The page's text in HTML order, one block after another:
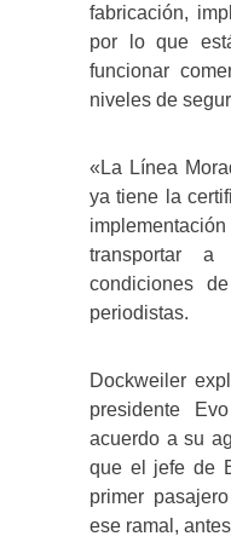
fabricación,
por lo que
funcionar
niveles de
«La Línea
ya tiene la
transportar a
condiciones
periodistas.
Dockweiler
presidente
acuerdo a su
que el jefe de
primer
ese ramal,